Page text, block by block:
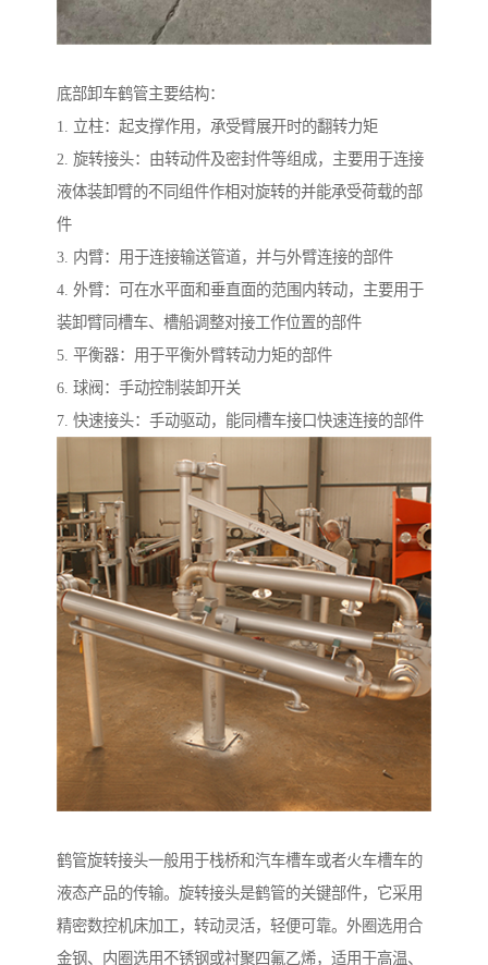
底部卸车鹤管主要结构：
1. 立柱：起支撑作用，承受臂展开时的翻转力矩
2. 旋转接头：由转动件及密封件等组成，主要用于连接
液体装卸臂的不同组件作相对旋转的并能承受荷载的部
件
3. 内臂：用于连接输送管道，并与外臂连接的部件
4. 外臂：可在水平面和垂直面的范围内转动，主要用于
装卸臂同槽车、槽船调整对接工作位置的部件
5. 平衡器：用于平衡外臂转动力矩的部件
6. 球阀：手动控制装卸开关
7. 快速接头：手动驱动，能同槽车接口快速连接的部件
鹤管旋转接头一般用于栈桥和汽车槽车或者火车槽车的
液态产品的传输。旋转接头是鹤管的关键部件，它采用
精密数控机床加工，转动灵活，轻便可靠。外圈选用合
金钢、内圈选用不锈钢或衬聚四氟乙烯，适用于高温、